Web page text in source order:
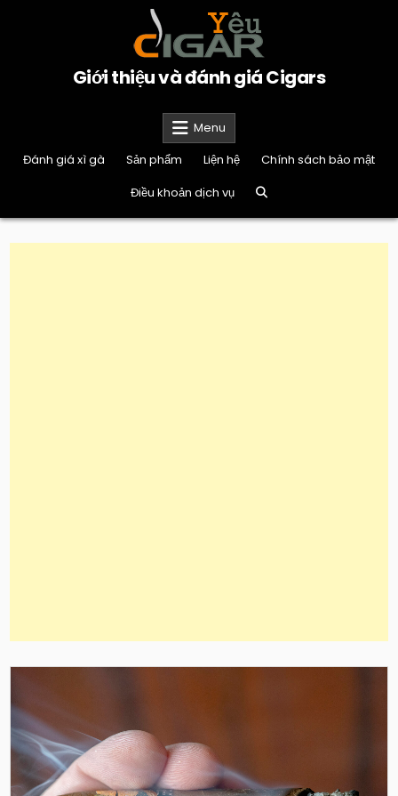
Giới thiệu và đánh giá Cigars
Menu
Đánh giá xì gà
Sản phẩm Liện hệ
Chính sách bảo mật
Điều khoản dịch vụ